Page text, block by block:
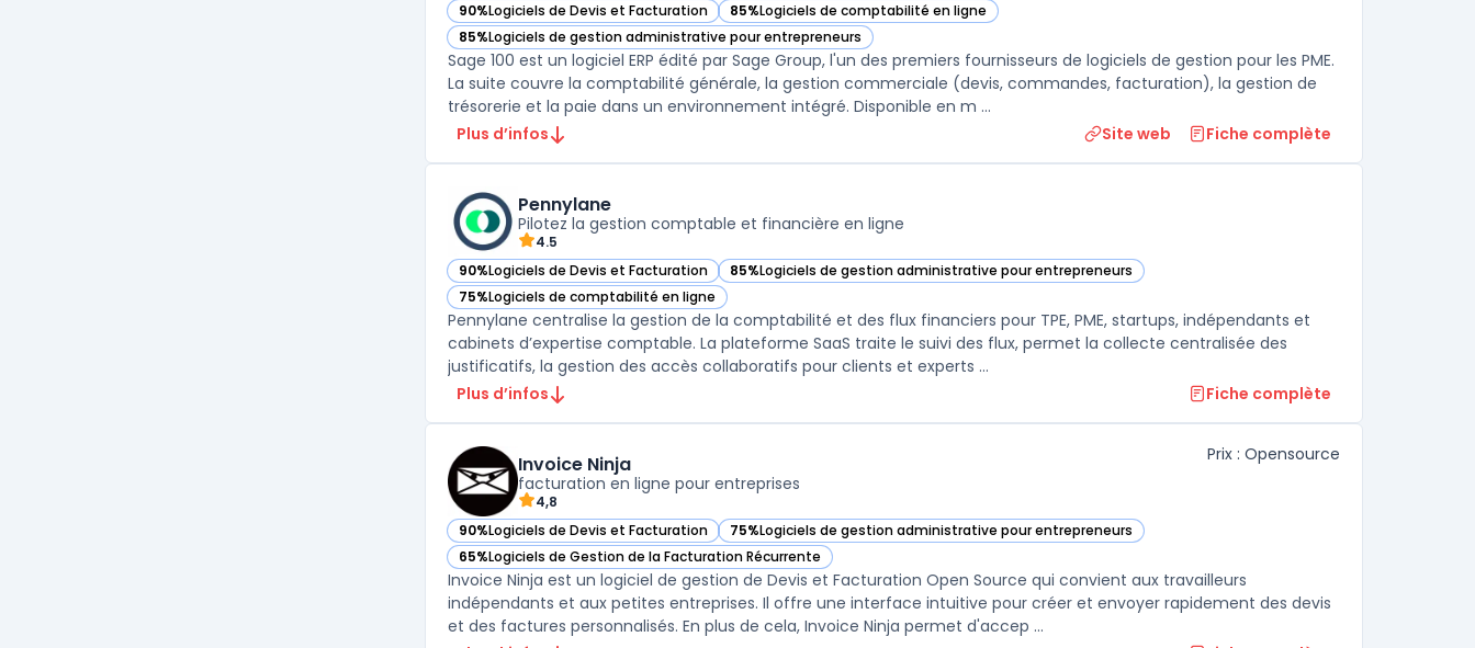
90%Logiciels de Devis et Facturation
— voir Sage 100 dans cette catégorie 85%Logiciels de comptabilité en ligne
— voir Sage 100 dans cette catégorie
85%Logiciels de gestion administrative pour entrepreneurs
— voir Sage 100 dans cette catégorie
Sage 100 est un logiciel ERP édité par Sage Group, l'un des premiers fournisseurs de logiciels de gestion pour les PME.
La suite couvre la comptabilité générale, la gestion commerciale (devis, commandes, facturation), la gestion de
trésorerie et la paie dans un environnement intégré. Disponible en m ...
Plus d’infos
Site web Fiche complète
Pennylane
Pilotez la gestion comptable et financière en ligne
4.5
90%Logiciels de Devis et Facturation
— voir Pennylane dans cette catégorie 85%Logiciels de gestion administrative pour entrepreneurs
— voir Pennylane dans cette catégorie
75%Logiciels de comptabilité en ligne
— voir Pennylane dans cette catégorie
Pennylane centralise la gestion de la comptabilité et des flux financiers pour TPE, PME, startups, indépendants et
cabinets d’expertise comptable. La plateforme SaaS traite le suivi des flux, permet la collecte centralisée des
justificatifs, la gestion des accès collaboratifs pour clients et experts ...
Plus d’infos
Fiche complète
Invoice Ninja
facturation en ligne pour entreprises
4,8
Prix : Opensource
90%Logiciels de Devis et Facturation
— voir Invoice Ninja dans cette catégorie75%Logiciels de gestion administrative pour entrepreneurs
— voir Invoice Ninja dans cette catégorie
65%Logiciels de Gestion de la Facturation Récurrente
— voir Invoice Ninja dans cette catégorie
Invoice Ninja est un logiciel de gestion de Devis et Facturation Open Source qui convient aux travailleurs
indépendants et aux petites entreprises. Il offre une interface intuitive pour créer et envoyer rapidement des devis
et des factures personnalisés. En plus de cela, Invoice Ninja permet d'accep ...